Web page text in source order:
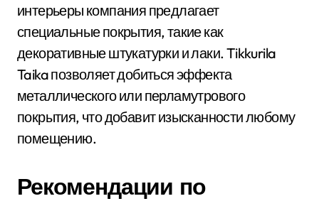
интерьеры компания предлагает
специальные покрытия, такие как
декоративные штукатурки и лаки. Tikkurila
Taika позволяет добиться эффекта
металлического или перламутрового
покрытия, что добавит изысканности любому
помещению.
Рекомендации по